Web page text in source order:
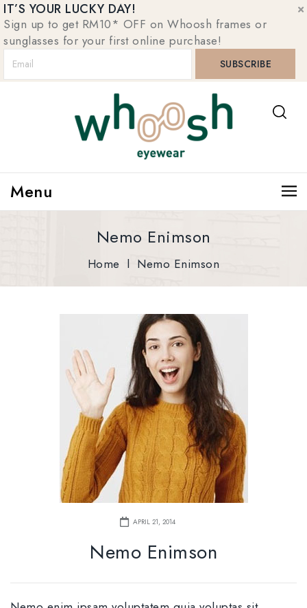
IT’S YOUR LUCKY DAY!
Sign up to get RM10* OFF on Whoosh frames or
sunglasses for your first online purchase!
Menu
Nemo Enimson
Home l Nemo Enimson
APRIL 21, 2014
Nemo Enimson